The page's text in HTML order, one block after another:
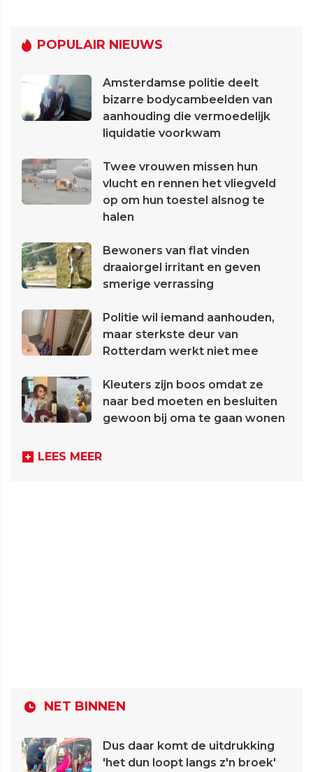
POPULAIR NIEUWS
Amsterdamse politie deelt
bizarre bodycambeelden van
aanhouding die vermoedelijk
liquidatie voorkwam
Twee vrouwen missen hun
vlucht en rennen het vliegveld
op om hun toestel alsnog te
halen
Bewoners van flat vinden
draaiorgel irritant en geven
smerige verrassing
Politie wil iemand aanhouden,
maar sterkste deur van
Rotterdam werkt niet mee
Kleuters zijn boos omdat ze
naar bed moeten en besluiten
gewoon bij oma te gaan wonen
LEES MEER
NET BINNEN
Dus daar komt de uitdrukking
'het dun loopt langs z'n broek'